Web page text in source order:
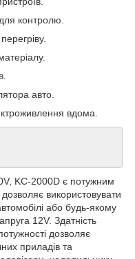
контролю.
авто.
вдома.
KC-2000D є потужним
використовувати
або будь-якому
12V. Здатність
дозволяє
приладів та